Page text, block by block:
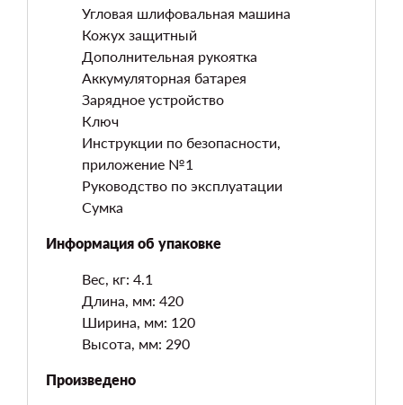
Угловая шлифовальная машина
Кожух защитный
Дополнительная рукоятка
Аккумуляторная батарея
Зарядное устройство
Ключ
Инструкции по безопасности,
приложение №1
Руководство по эксплуатации
Сумка
Информация об упаковке
Вес, кг: 4.1
Длина, мм: 420
Ширина, мм: 120
Высота, мм: 290
Произведено